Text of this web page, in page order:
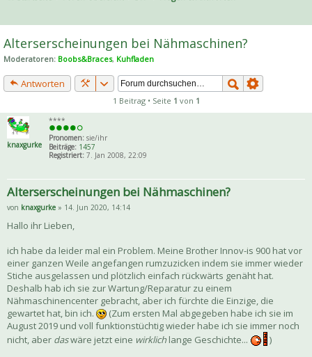
he
Alterserscheinungen bei Nähmaschinen?
Moderatoren: Boobs&Braces, Kuhfladen
Antworten
1 Beitrag • Seite 1 von 1
knaxgurke
****
Pronomen: sie/ihr
Beiträge: 1457
Registriert: 7. Jan 2008, 22:09
Alterserscheinungen bei Nähmaschinen?
von knaxgurke » 14. Jun 2020, 14:14
Hallo ihr Lieben,
ich habe da leider mal ein Problem. Meine Brother Innov-is 900 hat vor
einer ganzen Weile angefangen rumzuzicken indem sie immer wieder
Stiche ausgelassen und plötzlich einfach rückwärts genäht hat.
Deshalb hab ich sie zur Wartung/Reparatur zu einem
Nähmaschinencenter gebracht, aber ich fürchte die Einzige, die
gewartet hat, bin ich.
(Zum ersten Mal abgegeben habe ich sie im
August 2019 und voll funktionstüchtig wieder habe ich sie immer noch
nicht, aber daswäre jetzt eine wirklich lange Geschichte...
)